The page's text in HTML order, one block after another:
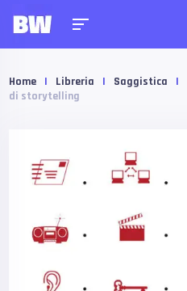
Home | Libreria | Saggistica |
di storytelling